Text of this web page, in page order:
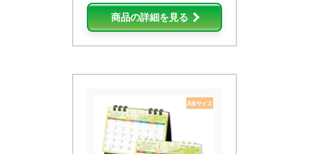
商品の詳細を見る